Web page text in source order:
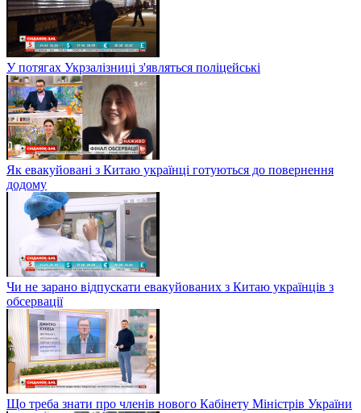
У потягах Укрзалізниці з'являться поліцейські
Як евакуйовані з Китаю українці готуються до повернення
додому
Чи не зарано відпускати евакуйованих з Китаю українців з
обсервації
Що треба знати про членів нового Кабінету Міністрів України